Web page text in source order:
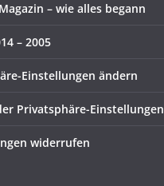
– wie alles begann
– 2005
Einstellungen ändern
Privatsphäre-Einstellungen
widerrufen